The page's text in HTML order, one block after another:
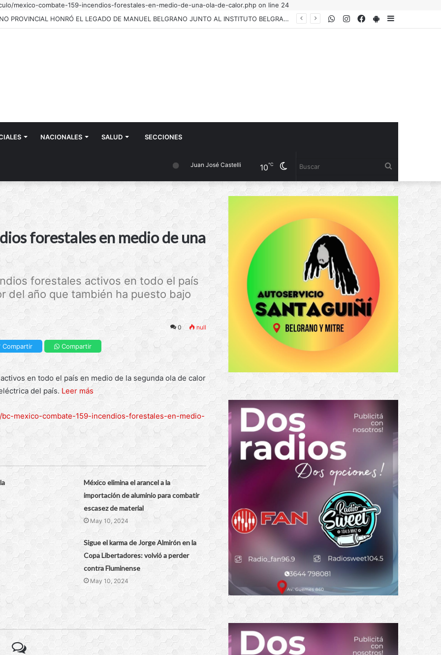
mexico-combate-159-incendios-forestales-en-medio-de-una-ola-de-calor.php on line 24
EL GOBIERNO PROVINCIAL HONRÓ EL LEGADO DE MANUEL BELGRANO JUNTO AL INSTITUTO BELGRANIANO ARGENTINO PlayStore
Facebook
Instagram
WhatsApp
NACIONALES SALUD SECCIONES
Cambiar
modo
Juan José Castelli 10℃
forestales en medio de una
forestales activos en todo el país
del año que también ha puesto bajo
0 null
Compartir Compartir
en todo el país en medio de la segunda ola de calor
del país. Leer más
mexico-combate-159-incendios-forestales-en-medio-
México elimina el arancel a la
importación de aluminio para combatir
escasez de material
May 10, 2024
Sigue el karma de Jorge Almirón en la
Copa Libertadores: volvió a perder
contra Fluminense
May 10, 2024